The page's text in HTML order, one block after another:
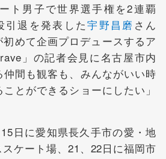
ト男子で世界選手権を2連覇
引退を発表した宇野昌磨 さん
めて企画プロデュースするア
」の記者会見に名古屋市内
間も観客も、みんながいい時
とができるショーにしたい」
日に愛知県長久手市の愛・地
ケート場、21、22日に福岡市